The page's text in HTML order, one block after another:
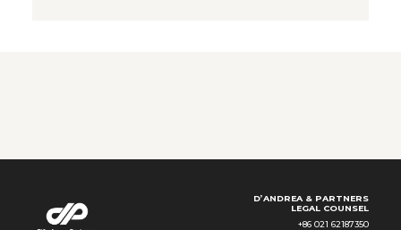
D’ANDREA & PARTNERS
LEGAL COUNSEL
+86 021 62187350